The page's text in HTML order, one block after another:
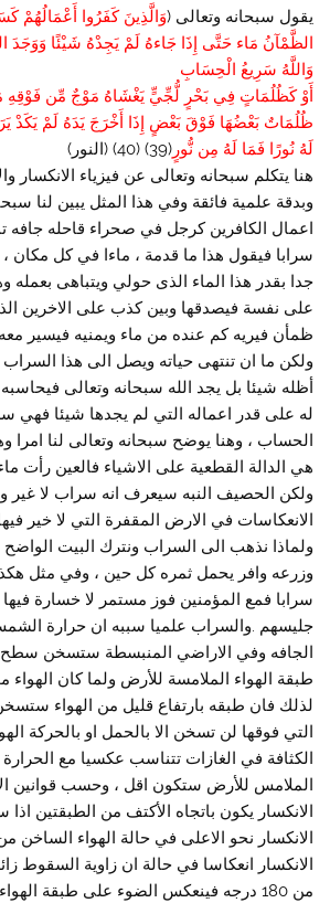
يقول سبحانه وتعالى (وَالَّذِينَ كَفَرُوا أَعْمَالُهُمْ
الظَّمْآنُ مَاء حَتَّى إِذَا جَاءهُ لَمْ يَجِدْهُ شَيْئًا وَوَجَدَ
وَاللَّهُ سَرِيعُ الْحِسَابِ
أَوْ كَظُلُمَاتٍ فِي بَحْرٍ لُّجِّيٍّ يَغْشَاهُ مَوْجٌ مِّن
ظُلُمَاتٌ بَعْضُهَا فَوْقَ بَعْضٍ إِذَا أَخْرَجَ يَدَهُ لَمْ يَكَدْ
لَهُ نُورًا فَمَا لَهُ مِن نُّورٍ(39) (40) (النور)
هنا يتكلم سبحانه وتعالى عن فيزياء الانكسار
وبدقة علمية فائقة وفي هذا المثل يبين لنا
اعمال الكافرين كرجل في صحراء قاحله جافه
سرابا فيقول هذا ما قدمة ، ماءا في كل مكان
جدا بقدر هذا الماء الذى حولي ويتباهى
على نفسة فيصدقها وبين كذب على الاخرين
ظمأن فيريه كم عنده من ماء ويمنيه فيسير
ولكن ما ان تنتهى حياته ويصل الى هذا السراب
أظله شيئا بل يجد الله سبحانه وتعالى
له على قدر اعماله التي لم يجدها شيئا فهي
الحساب ، وهنا يوضح سبحانه وتعالى لنا امرا
هي الدالة القطعية على الاشياء فالعين رأت
ولكن الحصيف النبه سيعرف انه سراب لا غير
الانعكاسات في الارض المقفرة التي لا خير
ولماذا نذهب الى السراب ونترك البيت
وزرعه وافر يحمل ثمره كل حين ، وفي مثل
سرابا فمع المؤمنين فوز مستمر لا خسارة
جليسهم .والسراب علميا سببه ان حرارة
الجافه وفي الاراضي المنبسطة ستسخن
طبقة الهواء الملامسة للأرض ولما كان
لذلك فان طبقه بارتفاع قليل من الهواء
التي فوقها لن تسخن الا بالحمل او بالحركة
الكثافة في الغازات تتناسب عكسيا مع الحرارة
الملامس للأرض ستكون اقل ، وحسب قوانين
الانكسار يكون باتجاه الأكتف من الطبقتين اذا
الانكسار نحو الاعلى في حالة الهواء
الانكسار انعكاسا في حالة ان زاوية السقوط
من 180 درجه فينعكس الضوء على طبقة